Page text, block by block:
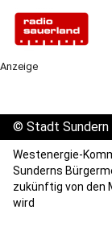
Anzeige
© Stadt Sundern
Westenergie-
Sunderns
zukünftig von den
wird